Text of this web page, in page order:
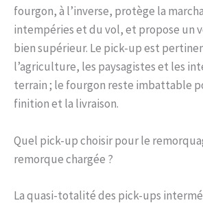
fourgon, à l’inverse, protège la
intempéries et du vol, et propose un
bien supérieur. Le pick-up est
l’agriculture, les paysagistes et les
terrain ; le fourgon reste imbattable
finition et la livraison.
Quel pick-up choisir pour le
remorque chargée ?
La quasi-totalité des pick-ups